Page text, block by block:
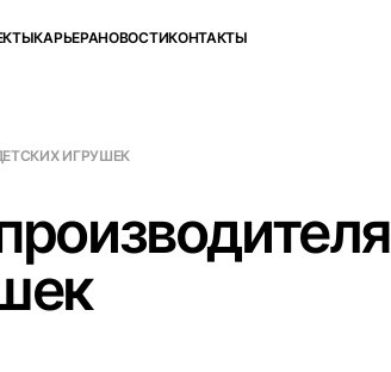
КАРЬЕРАНОВОСТИКОНТАКТЫ
ИГРУШЕК